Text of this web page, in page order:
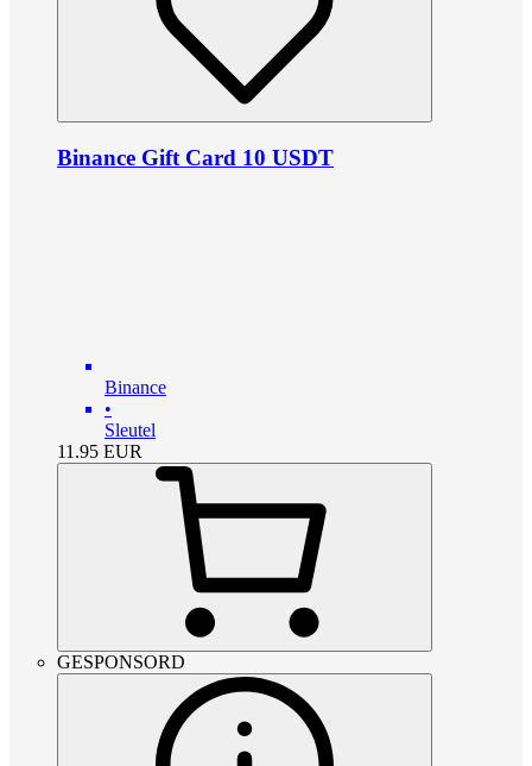
Binance Gift Card 10 USDT
Binance
•
Sleutel
11.95 EUR
GESPONSORD